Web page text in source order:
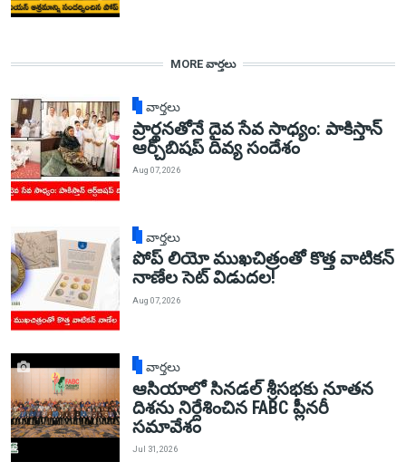
MORE వార్తలు
వార్తలు
ప్రార్థనతోనే దైవ సేవ సాధ్యం: పాకిస్తాన్‌
ఆర్చ్‌బిషప్ దివ్య సందేశం
Aug 07, 2026
వార్తలు
పోప్ లియో ముఖచిత్రంతో కొత్త వాటికన్
నాణేల సెట్ విడుదల!
Aug 07, 2026
వార్తలు
ఆసియాలో సినడల్ శ్రీసభకు నూతన
దిశను నిర్దేశించిన FABC ప్లీనరీ
సమావేశం
Jul 31, 2026